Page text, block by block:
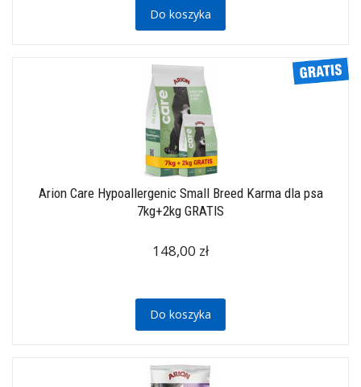
Do koszyka
Arion Care Hypoallergenic Small Breed Karma dla psa
7kg+2kg GRATIS
148,00 zł
Do koszyka